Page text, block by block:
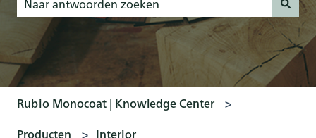
Er zijn geen suggesties want het zoekveld is leeg.
Rubio Monocoat | Knowledge Center
Producten Interior